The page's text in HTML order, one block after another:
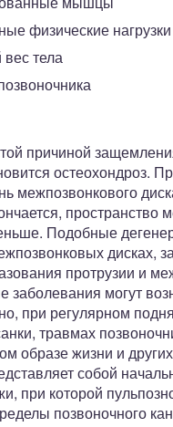
физические нагрузки
тела
причиной
остеохондроз.
межпозвонкового
пространство
Подобные
дисках,
протрузии и
могут
при регулярном
травмах
образе жизни и
собой
при которой
позвоночного